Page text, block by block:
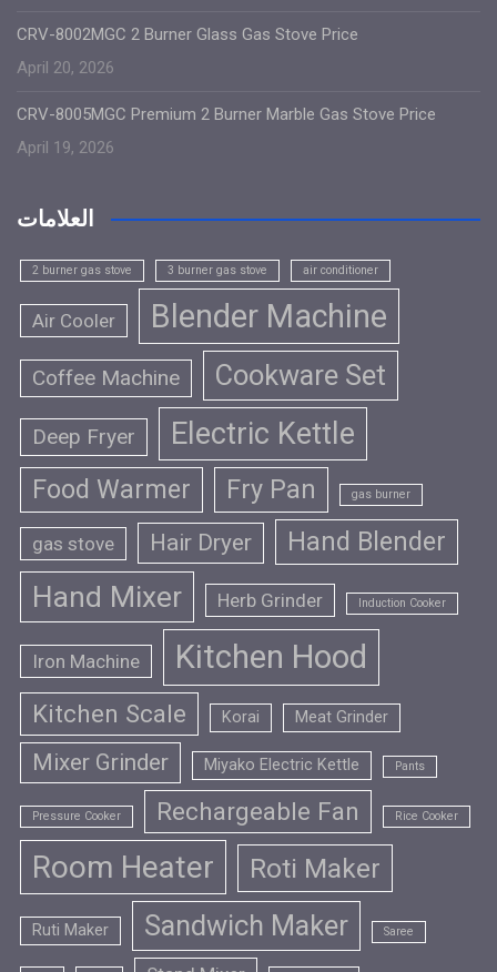
CRV-8002MGC 2 Burner Glass Gas Stove Price
April 20, 2026
CRV-8005MGC Premium 2 Burner Marble Gas Stove Price
April 19, 2026
العلامات
2 burner gas stove 3 burner gas stove air conditioner
Air Cooler Blender Machine
Coffee Machine Cookware Set
Deep Fryer Electric Kettle
Food Warmer Fry Pan gas burner
gas stove Hair Dryer Hand Blender
Hand Mixer Herb Grinder Induction Cooker
Iron Machine Kitchen Hood
Kitchen Scale Korai Meat Grinder
Mixer Grinder Miyako Electric Kettle Pants
Pressure Cooker Rechargeable Fan Rice Cooker
Room Heater Roti Maker
Ruti Maker Sandwich Maker Saree